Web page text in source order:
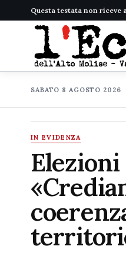
Questa testata non riceve
SABATO 8 AGOSTO 2026
IN EVIDENZA